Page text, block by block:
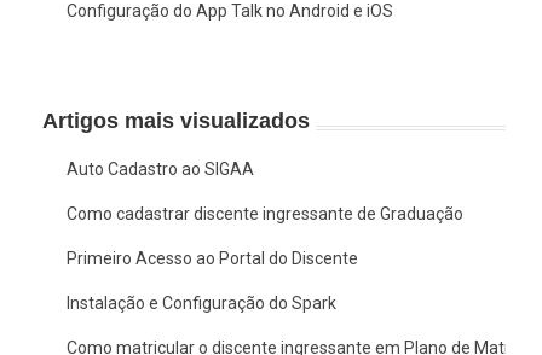
Configuração do App Talk no Android e iOS
Artigos mais visualizados
Auto Cadastro ao SIGAA
Como cadastrar discente ingressante de Graduação
Primeiro Acesso ao Portal do Discente
Instalação e Configuração do Spark
Como matricular o discente ingressante em Plano de